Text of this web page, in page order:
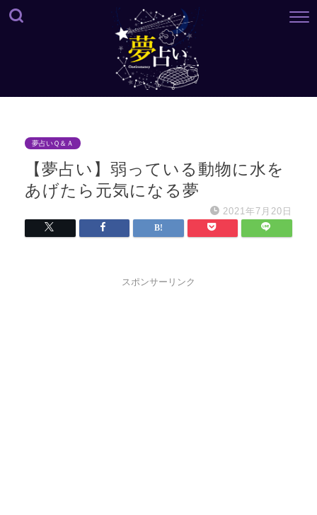
夢占いＱ＆Ａ
【夢占い】弱っている動物に水を
あげたら元気になる夢
2021年7月20日
スポンサーリンク